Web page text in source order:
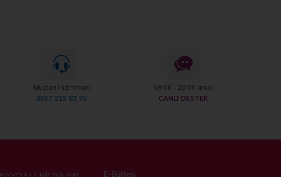
Müşteri Hizmetleri
0537 213 83 76
09:00 - 20:00 arası
CANLI DESTEK
E-Bülten